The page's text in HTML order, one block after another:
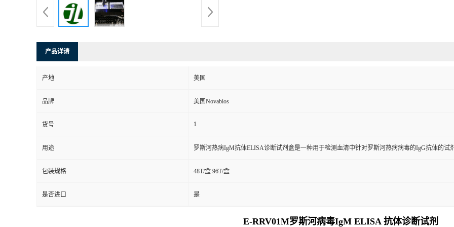
产品详请
产地 美国
品牌 美国Novabios
货号 1
用途 罗斯河热病IgM抗体ELISA诊断试剂盒是一种用于检测血清中针对罗斯河热病病毒的IgG抗体的试
包装规格 48T/盒 96T/盒
是否进口 是
E-RRV01M罗斯河病毒IgM ELISA 抗体诊断试剂